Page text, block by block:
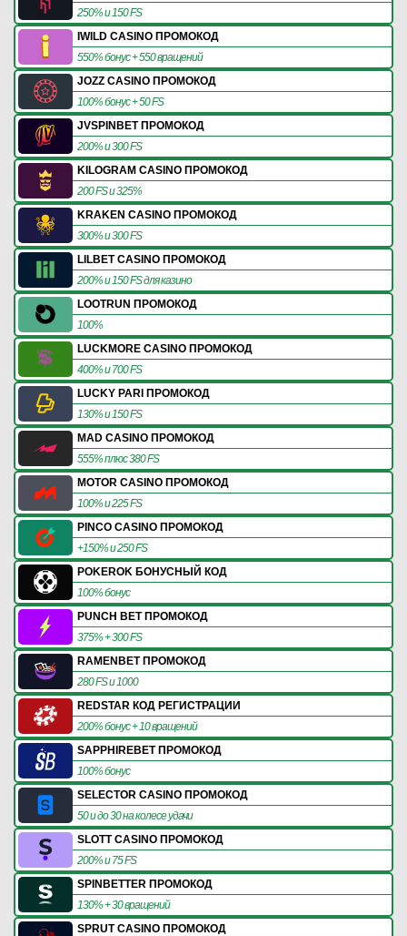
250% и 150 FS
IWILD CASINO ПРОМОКОД
550% бонус + 550 вращений
JOZZ CASINO ПРОМОКОД
100% бонус + 50 FS
JVSPINBET ПРОМОКОД
200% и 300 FS
KILOGRAM CASINO ПРОМОКОД
200 FS и 325%
KRAKEN CASINO ПРОМОКОД
300% и 300 FS
LILBET CASINO ПРОМОКОД
200% и 150 FS для казино
LOOTRUN ПРОМОКОД
100%
LUCKMORE CASINO ПРОМОКОД
400% и 700 FS
LUCKY PARI ПРОМОКОД
130% и 150 FS
MAD CASINO ПРОМОКОД
555% плюс 380 FS
MOTOR CASINO ПРОМОКОД
100% и 225 FS
PINCO CASINO ПРОМОКОД
+150% и 250 FS
POKEROK БОНУСНЫЙ КОД
100% бонус
PUNCH BET ПРОМОКОД
375% + 300 FS
RAMENBET ПРОМОКОД
280 FS и 1000
REDSTAR КОД РЕГИСТРАЦИИ
200% бонус + 10 вращений
SAPPHIREBET ПРОМОКОД
100% бонус
SELECTOR CASINO ПРОМОКОД
50 и до 30 на колесе удачи
SLOTT CASINO ПРОМОКОД
200% и 75 FS
SPINBETTER ПРОМОКОД
130% + 30 вращений
SPRUT CASINO ПРОМОКОД